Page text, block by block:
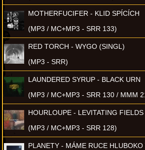
MOTHERFUCIFER - KLID SPÍCÍCH
(MP3 / MC+MP3 - SRR 133)
RED TORCH - WYGO (SINGL)
(MP3 - SRR)
LAUNDERED SYRUP - BLACK URN
(MP3 / MC+MP3 - SRR 130 / MMM
HOURLOUPE - LEVITATING FIELDS
(MP3 / MC+MP3 - SRR 128)
PLANETY - MÁME RUCE HLUBOKO